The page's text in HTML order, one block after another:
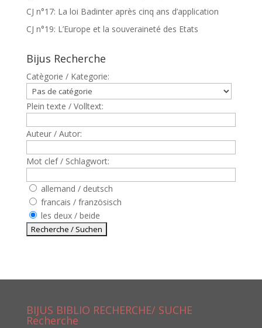
CJ n°17: La loi Badinter après cinq ans d’application
CJ n°19: L’Europe et la souveraineté des Etats
Bijus Recherche
Catègorie / Kategorie:
Plein texte / Volltext:
Auteur / Autor:
Mot clef / Schlagwort:
allemand / deutsch
francais / französisch
les deux / beide
BIJUS BIBLIO RECHERCHE/ SUCHE
Recherche